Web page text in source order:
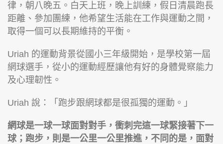
律，朝八晚五。白天上班，晚上訓練，假日清晨跑長
距離、參加團練，他希望生活能在工作與運動之間，
取得一個可以長期維持的平衡。
Uriah 的運動背景從國小三年級開始，是學校第一屆
網球選手，從小的運動經歷讓他有好的身體覺察能力
及心理韌性。
Uriah 說：「跑步跟網球都是很孤獨的運動。」
網球是一球一球面對對手，衝刺完這一球緊接著下一
球；跑步，則是一公里一公里推進，不同的是，面對